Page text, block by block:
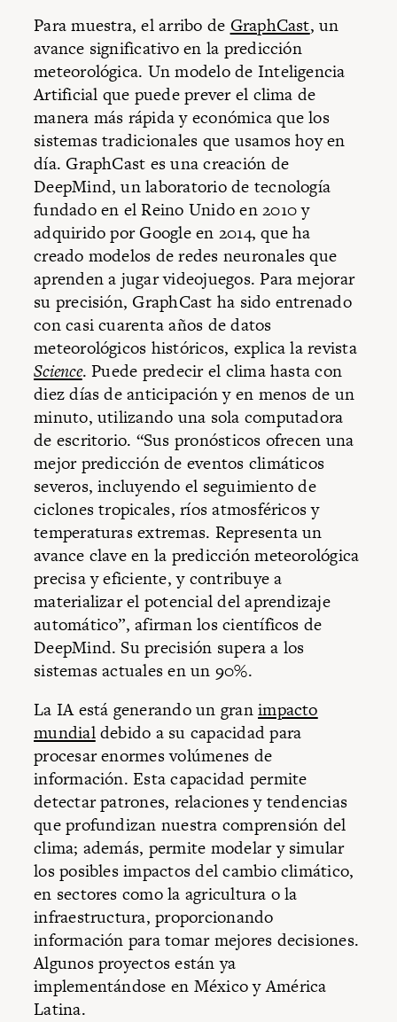
Para muestra, el arribo de GraphCast, un
avance significativo en la predicción
meteorológica. Un modelo de Inteligencia
Artificial que puede prever el clima de
manera más rápida y económica que los
sistemas tradicionales que usamos hoy en
día. GraphCast es una creación de
DeepMind, un laboratorio de tecnología
fundado en el Reino Unido en 2010 y
adquirido por Google en 2014, que ha
creado modelos de redes neuronales que
aprenden a jugar videojuegos. Para mejorar
su precisión, GraphCast ha sido entrenado
con casi cuarenta años de datos
meteorológicos históricos, explica la revista
Science. Puede predecir el clima hasta con
diez días de anticipación y en menos de un
minuto, utilizando una sola computadora
de escritorio. “Sus pronósticos ofrecen una
mejor predicción de eventos climáticos
severos, incluyendo el seguimiento de
ciclones tropicales, ríos atmosféricos y
temperaturas extremas. Representa un
avance clave en la predicción meteorológica
precisa y eficiente, y contribuye a
materializar el potencial del aprendizaje
automático”, afirman los científicos de
DeepMind. Su precisión supera a los
sistemas actuales en un 90%.
La IA está generando un granimpacto
mundialdebido a su capacidad para
procesar enormes volúmenes de
información. Esta capacidad permite
detectar patrones, relaciones y tendencias
que profundizan nuestra comprensión del
clima; además, permite modelar y simular
los posibles impactos del cambio climático,
en sectores como la agricultura o la
infraestructura, proporcionando
información para tomar mejores decisiones.
Algunos proyectos están ya
implementándose en México y América
Latina.